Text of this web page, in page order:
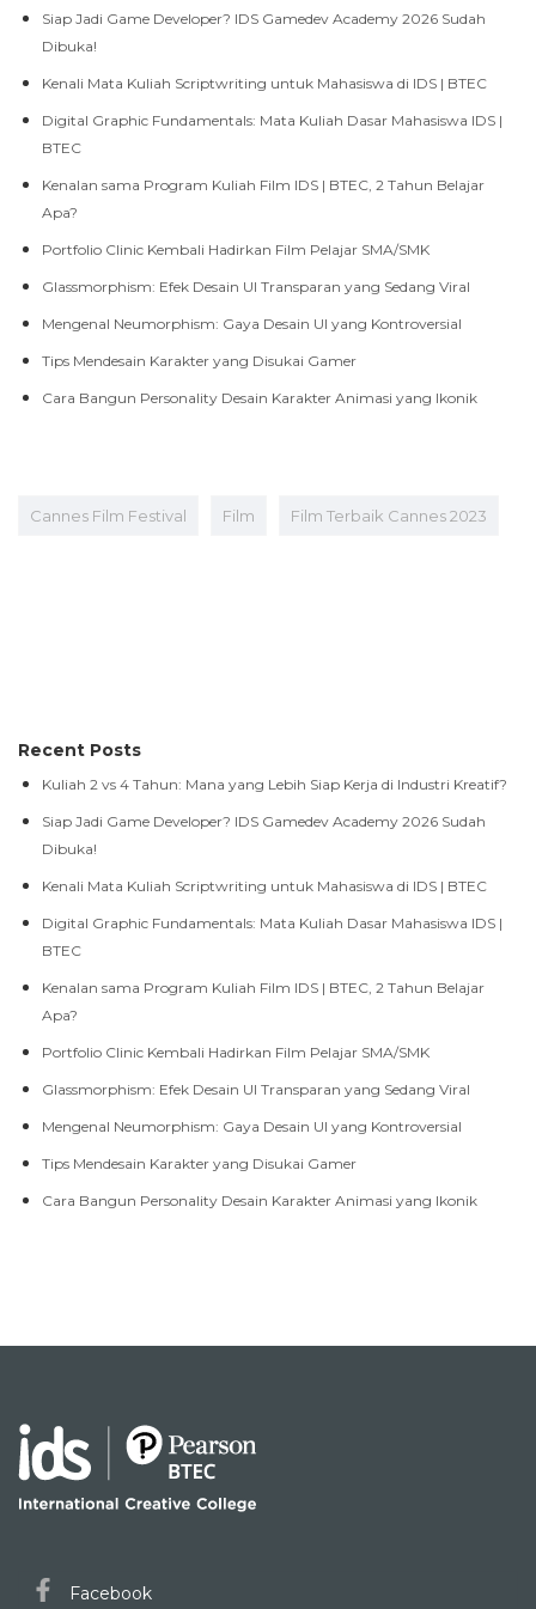
Siap Jadi Game Developer? IDS Gamedev Academy 2026 Sudah
Dibuka!
Kenali Mata Kuliah Scriptwriting untuk Mahasiswa di IDS | BTEC
Digital Graphic Fundamentals: Mata Kuliah Dasar Mahasiswa IDS |
BTEC
Kenalan sama Program Kuliah Film IDS | BTEC, 2 Tahun Belajar
Apa?
Portfolio Clinic Kembali Hadirkan Film Pelajar SMA/SMK
Glassmorphism: Efek Desain UI Transparan yang Sedang Viral
Mengenal Neumorphism: Gaya Desain UI yang Kontroversial
Tips Mendesain Karakter yang Disukai Gamer
Cara Bangun Personality Desain Karakter Animasi yang Ikonik
Cannes Film Festival Film Film Terbaik Cannes 2023
Recent Posts
Kuliah 2 vs 4 Tahun: Mana yang Lebih Siap Kerja di Industri Kreatif?
Siap Jadi Game Developer? IDS Gamedev Academy 2026 Sudah
Dibuka!
Kenali Mata Kuliah Scriptwriting untuk Mahasiswa di IDS | BTEC
Digital Graphic Fundamentals: Mata Kuliah Dasar Mahasiswa IDS |
BTEC
Kenalan sama Program Kuliah Film IDS | BTEC, 2 Tahun Belajar
Apa?
Portfolio Clinic Kembali Hadirkan Film Pelajar SMA/SMK
Glassmorphism: Efek Desain UI Transparan yang Sedang Viral
Mengenal Neumorphism: Gaya Desain UI yang Kontroversial
Tips Mendesain Karakter yang Disukai Gamer
Cara Bangun Personality Desain Karakter Animasi yang Ikonik
Facebook